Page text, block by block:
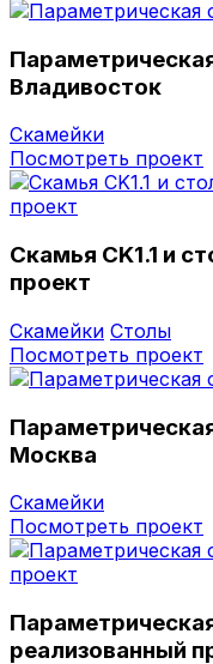
Владивостоĸ
Скамейки
Посмотреть проект
Скамья CK1.1 и
проект
Скамейки Столы
Посмотреть проект
Москва
Скамейки
Посмотреть проект
реализованный